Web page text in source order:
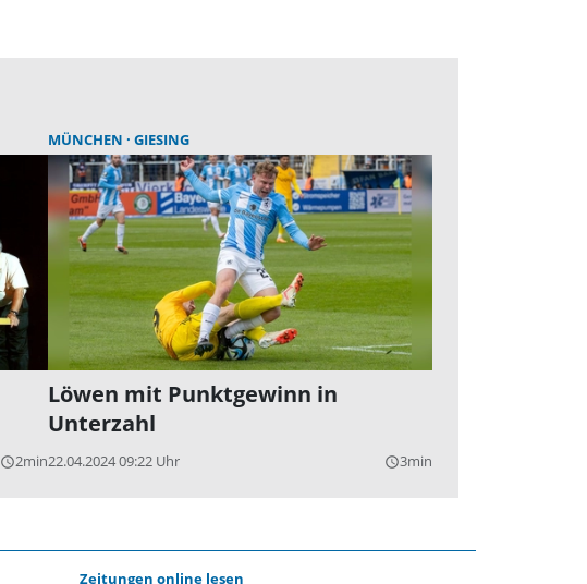
query_builder2min
MÜNCHEN GIESING
Löwen mit Punktgewinn in
Unterzahl
22.04.2024 09:22 Uhr query_builder3min
Zeitungen online lesen